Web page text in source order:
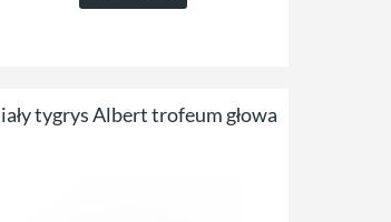
tygrys Albert trofeum głowa